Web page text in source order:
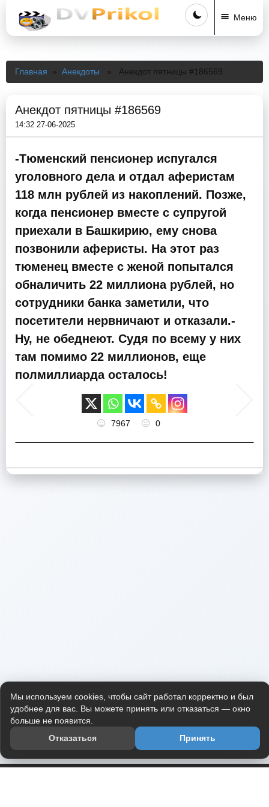
Меню
Главная » Анекдоты » Анекдот пятницы #186569
Анекдот пятницы #186569
14:32 27-06-2025
-Тюменский пенсионер испугался
уголовного дела и отдал аферистам
118 млн рублей из накоплений. Позже,
когда пенсионер вместе с супругой
приехали в Башкирию, ему снова
позвонили аферисты. На этот раз
тюменец вместе с женой попытался
обналичить 22 миллиона рублей, но
сотрудники банка заметили, что
посетители нервничают и отказали.-
Ну, не обеднеют. Судя по всему у них
там помимо 22 миллионов, еще
полмиллиарда осталось!
7967 0
Мы используем cookies, чтобы сайт работал корректно и был
удобнее для вас. Вы можете принять или отказаться — окно
больше не появится.
Отказаться
Принять